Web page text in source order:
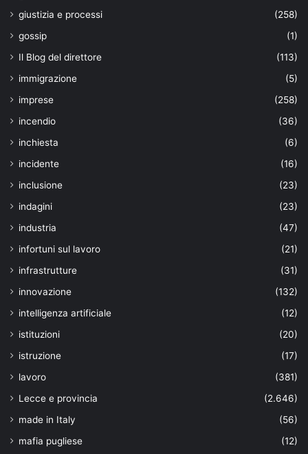
giustizia e processi
(258)
gossip
(1)
Il Blog del direttore
(113)
immigrazione
(5)
imprese
(258)
incendio
(36)
inchiesta
(6)
incidente
(16)
inclusione
(23)
indagini
(23)
industria
(47)
infortuni sul lavoro
(21)
infrastrutture
(31)
innovazione
(132)
intelligenza artificiale
(12)
istituzioni
(20)
istruzione
(17)
lavoro
(381)
Lecce e provincia
(2.646)
made in Italy
(56)
mafia pugliese
(12)